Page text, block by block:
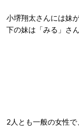
小堺翔太さんには妹
下の妹は「みる」さ
2人とも一般の女性